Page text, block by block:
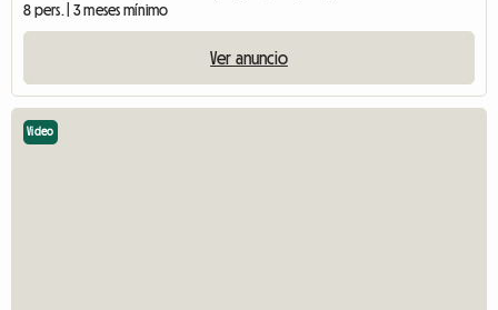
8 pers. | 3 meses mínimo
Ver anuncio
Video